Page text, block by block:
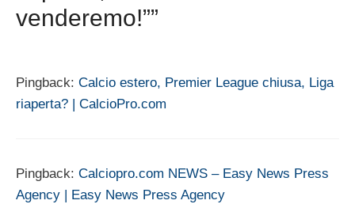
venderemo!””
Pingback: Calcio estero, Premier League chiusa, Liga
riaperta? | CalcioPro.com
Pingback: Calciopro.com NEWS – Easy News Press
Agency | Easy News Press Agency